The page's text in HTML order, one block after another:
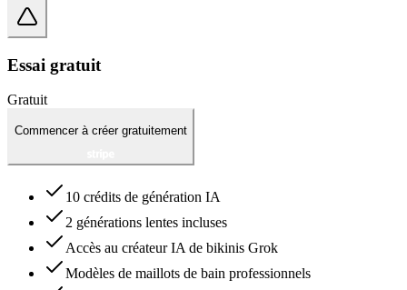
Essai gratuit
Gratuit
Commencer à créer gratuitement
10 crédits de génération IA
2 générations lentes incluses
Accès au créateur IA de bikinis Grok
Modèles de maillots de bain professionnels